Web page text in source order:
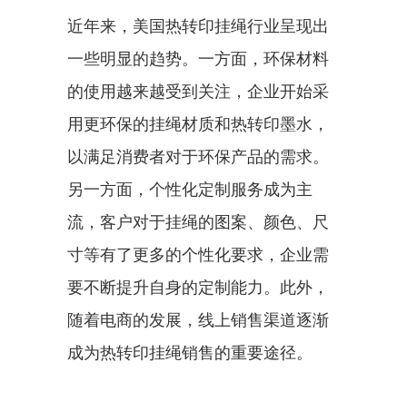
近年来，美国热转印挂绳行业呈现出
一些明显的趋势。一方面，环保材料
的使用越来越受到关注，企业开始采
用更环保的挂绳材质和热转印墨水，
以满足消费者对于环保产品的需求。
另一方面，个性化定制服务成为主
流，客户对于挂绳的图案、颜色、尺
寸等有了更多的个性化要求，企业需
要不断提升自身的定制能力。此外，
随着电商的发展，线上销售渠道逐渐
成为热转印挂绳销售的重要途径。